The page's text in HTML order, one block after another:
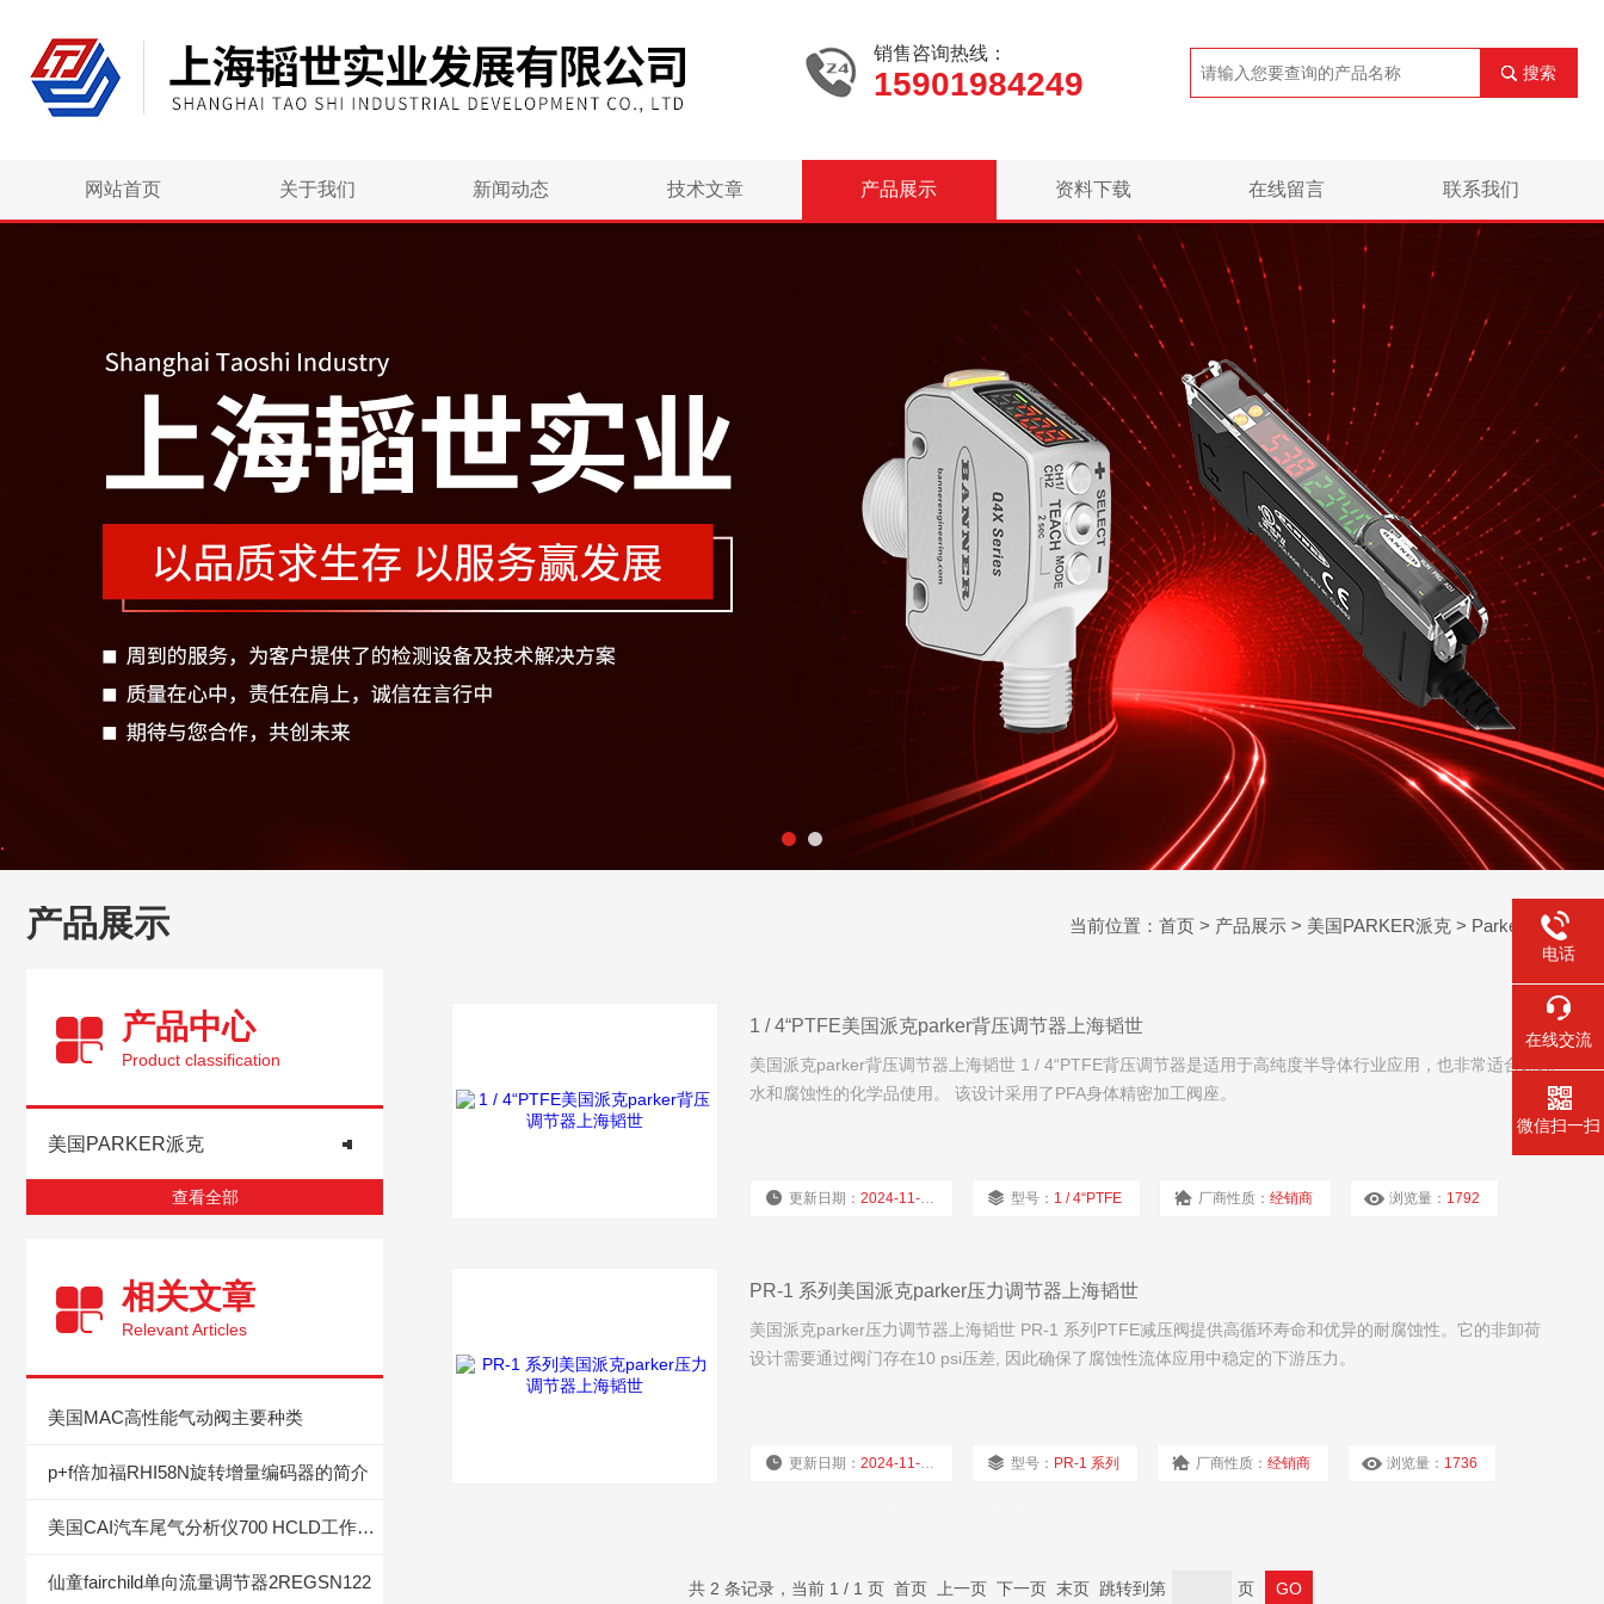
销售咨询热线：
15901984249 搜索
网站首页 关于我们 新闻动态 技术文章 产品展示 资料下载 在线留言 联系我们
产品展示 当前位置： 首页 > 产品展示 > 美国PARKER派克 > Parker调节器
产品中心
Product classification
美国PARKER派克
查看全部
相关文章
Relevant Articles
美国MAC高性能气动阀主要种类
p+f倍加福RHI58N旋转增量编码器的简介
美国CAI汽车尾气分析仪700 HCLD工作原理
仙童fairchild单向流量调节器2REGSN122
1 / 4“PTFE美国派克parker背压调节器上海韬世
美国派克parker背压调节器上海韬世 1 / 4“PTFE背压调节器是适用于高纯度半导体行业应用，也非常适合超纯
水和腐蚀性的化学品使用。 该设计采用了PFA身体精密加工阀座。
更新日期：2024-11-21 型号： 1 / 4“PTFE 厂商性质：经销商 浏览量： 1792
PR-1 系列美国派克parker压力调节器上海韬世
美国派克parker压力调节器上海韬世 PR-1 系列PTFE减压阀提供高循环寿命和优异的耐腐蚀性。它的非卸荷
设计需要通过阀门存在10 psi压差, 因此确保了腐蚀性流体应用中稳定的下游压力。
更新日期：2024-11-21 型号： PR-1 系列 厂商性质：经销商 浏览量： 1736
共 2 条记录，当前 1 / 1 页 首页 上一页 下一页 末页 跳转到第 页
电话
在线交流
微信扫一扫